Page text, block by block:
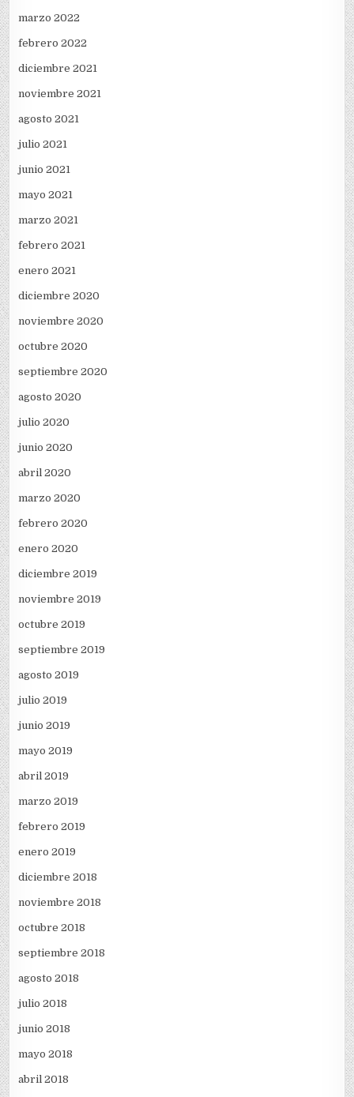
marzo 2022
febrero 2022
diciembre 2021
noviembre 2021
agosto 2021
julio 2021
junio 2021
mayo 2021
marzo 2021
febrero 2021
enero 2021
diciembre 2020
noviembre 2020
octubre 2020
septiembre 2020
agosto 2020
julio 2020
junio 2020
abril 2020
marzo 2020
febrero 2020
enero 2020
diciembre 2019
noviembre 2019
octubre 2019
septiembre 2019
agosto 2019
julio 2019
junio 2019
mayo 2019
abril 2019
marzo 2019
febrero 2019
enero 2019
diciembre 2018
noviembre 2018
octubre 2018
septiembre 2018
agosto 2018
julio 2018
junio 2018
mayo 2018
abril 2018